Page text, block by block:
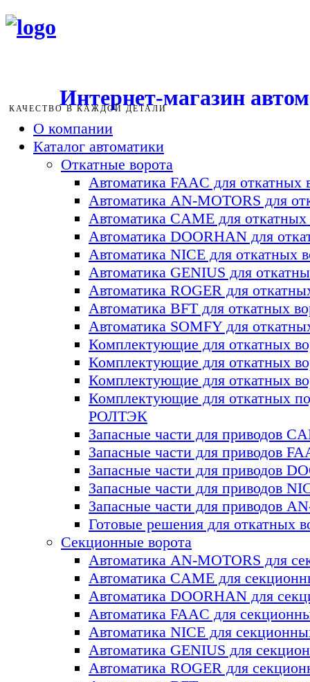
Интернет-магазин
КАЧЕСТВО В КАЖДОЙ ДЕТАЛИ
О компании
Каталог автоматики
Откатные ворота
Автоматика FAAC для откатных
Автоматика AN-MOTORS для
Автоматика CAME для откатных
Автоматика DOORHAN для
Автоматика NICE для откатных
Автоматика GENIUS для
Автоматика ROGER для
Автоматика BFT для откатных
Автоматика SOMFY для
Комплектующие для откатных
Комплектующие для откатных
Комплектующие для откатных
Комплектующие для откатных
РОЛТЭК
Запасные части для приводов
Запасные части для приводов
Запасные части для приводов
Запасные части для приводов
Запасные части для приводов
Готовые решения для откатных
Секционные ворота
Автоматика AN-MOTORS для
Автоматика CAME для
Автоматика DOORHAN для
Автоматика FAAC для
Автоматика NICE для
Автоматика GENIUS для
Автоматика ROGER для